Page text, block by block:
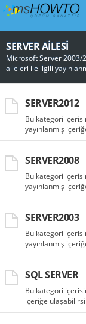
SERVER AILESI
Microsoft Server 2003/
aileleri ile ilgili
SERVER2012
Bu kategori
yayınlanmış
SERVER2008
Bu kategori
yayınlanmış
SERVER2003
Bu kategori
yayınlanmış
SQL SERVER
Bu kategori
içeriğe